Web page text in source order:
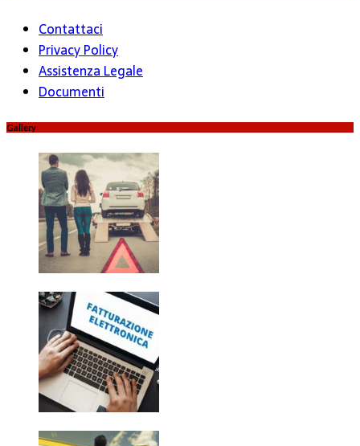
Contattaci
Privacy Policy
Assistenza Legale
Documenti
Gallery